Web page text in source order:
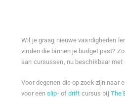
Wil je graag nieuwe vaardigheden
vinden die binnen je budget past?
aan cursussen, nu beschikbaar
Voor degenen die op zoek zijn naar
voor eenslip- ofdrift cursus bij The